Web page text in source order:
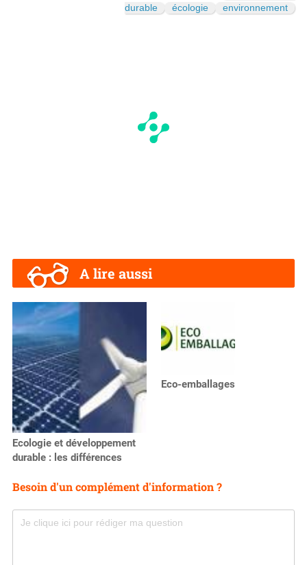
durable
écologie environnement
A lire aussi
Ecologie et développement
durable : les différences
Eco-emballages
Besoin d'un complément d'information ?